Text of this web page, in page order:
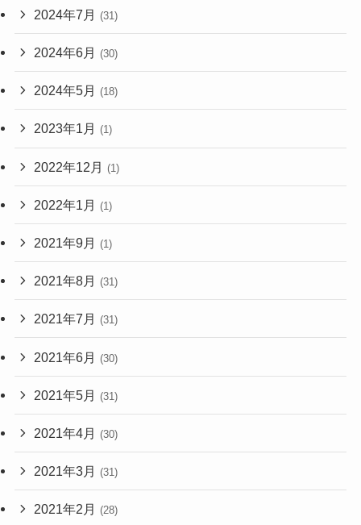
2024年7月 (31)
2024年6月 (30)
2024年5月 (18)
2023年1月 (1)
2022年12月 (1)
2022年1月 (1)
2021年9月 (1)
2021年8月 (31)
2021年7月 (31)
2021年6月 (30)
2021年5月 (31)
2021年4月 (30)
2021年3月 (31)
2021年2月 (28)